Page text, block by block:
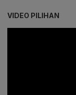
VIDEO PILIHAN